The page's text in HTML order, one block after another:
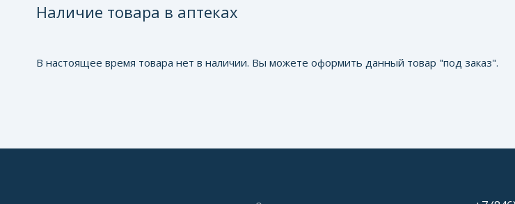
Наличие товара в аптеках
В настоящее время товара нет в наличии. Вы можете оформить данный товар "под заказ".